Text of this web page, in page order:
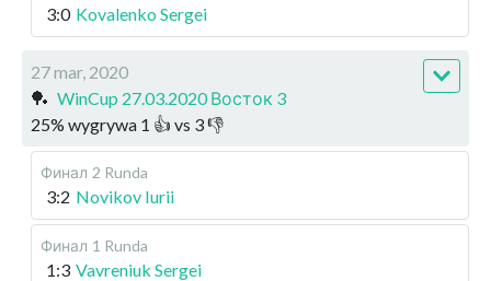
3:0 Kovalenko Sergei
27 mar, 2020
🏓 WinCup 27.03.2020 Восток 3
25% wygrywa 1 👍 vs 3👎
Финал 2 Runda
3:2 Novikov Iurii
Финал 1 Runda
1:3 Vavreniuk Sergei